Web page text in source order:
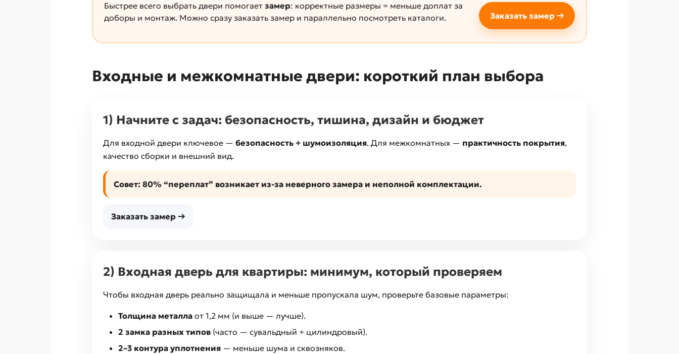
Быстрее всего выбрать двери помогает замер: корректные размеры = меньше доплат за
доборы и монтаж. Можно сразу заказать замер и параллельно посмотреть каталоги.
Заказать замер →
Входные и межкомнатные двери: короткий план выбора
1) Начните с задач: безопасность, тишина, дизайн и бюджет
Для входной двери ключевое — безопасность + шумоизоляция. Для межкомнатных — практичность покрытия,
качество сборки и внешний вид.
Совет: 80% “переплат” возникает из-за неверного замера и неполной комплектации.
Заказать замер →
2) Входная дверь для квартиры: минимум, который проверяем
Чтобы входная дверь реально защищала и меньше пропускала шум, проверьте базовые параметры:
Толщина металла от 1,2 мм (и выше — лучше).
2 замка разных типов (часто — сувальдный + цилиндровый).
2–3 контура уплотнения — меньше шума и сквозняков.